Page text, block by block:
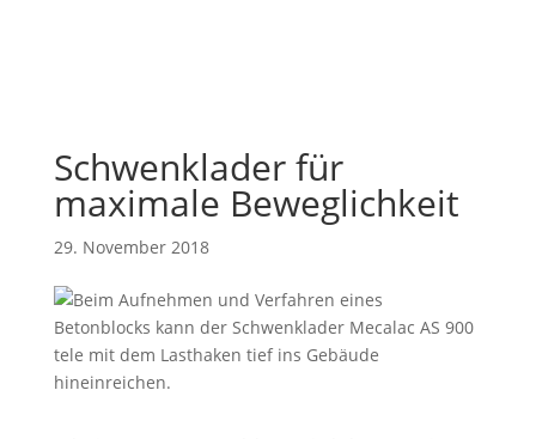
Schwenklader für
maximale Beweglichkeit
29. November 2018